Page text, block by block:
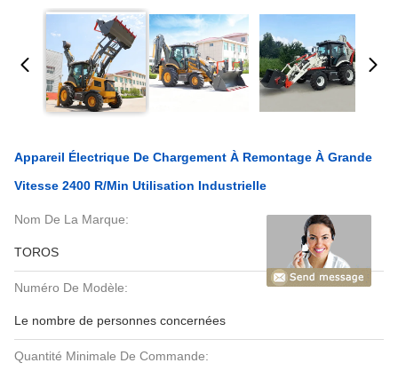
Appareil Électrique De Chargement À Remontage À Grande
Vitesse 2400 R/min Utilisation Industrielle
Nom De La Marque:
TOROS
Numéro De Modèle:
Le nombre de personnes concernées
Quantité Minimale De Commande: